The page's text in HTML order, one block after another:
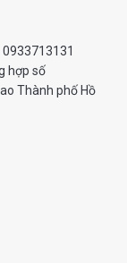
hợp số
Thành phố Hồ